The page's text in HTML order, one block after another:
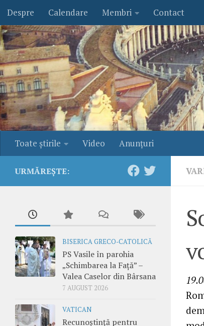
Skip to content
Despre Calendare Membri Contact
Toate ştirile Video Anunţuri
URMĂREȘTE:
BISERICA GRECO-CATOLICĂ
PS Vasile în parohia
„Schimbarea la Față” –
Valea Caselor din Bârsana
7 AUGUST 2026
VATICAN
Recunoștință pentru